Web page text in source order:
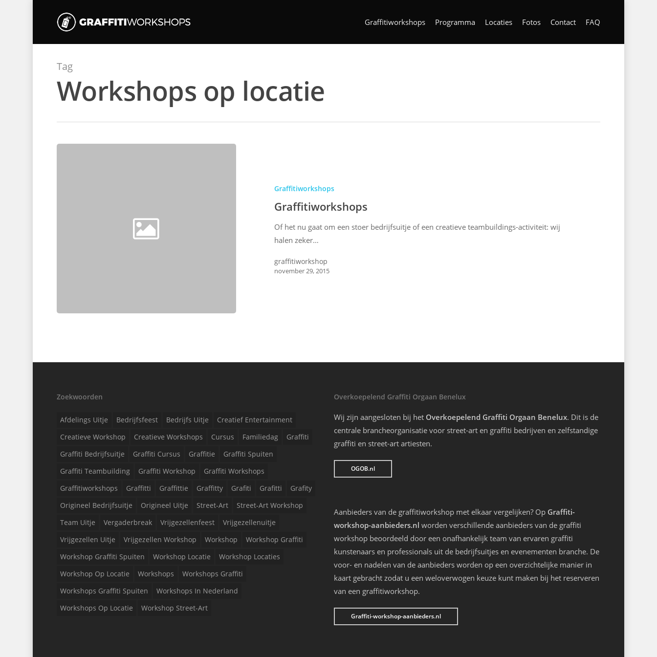
Graffitiworkshops Programma Locaties Fotos Contact FAQ
Tag
Workshops op locatie
Graffitiworkshops
Graffitiworkshops
Of het nu gaat om een stoer bedrijfsuitje of een creatieve teambuildings-activiteit: wij
halen zeker…
graffitiworkshop
november 29, 2015
Zoekwoorden
Afdelings Uitje Bedrijfsfeest Bedrijfs Uitje
Creatief Entertainment
Creatieve Workshop
Creatieve Workshops Cursus Familiedag
Graffiti
Graffiti Bedrijfsuitje
Graffiti Cursus Graffitie
Graffiti Spuiten
Graffiti Teambuilding
Graffiti Workshop
Graffiti Workshops
Graffitiworkshops
Graffitti Graffittie Graffitty Grafiti Grafitti
Grafity
Origineel Bedrijfsuitje
Origineel Uitje Street-Art
Street-Art Workshop
Team Uitje
Vergaderbreak Vrijgezellenfeest
Vrijgezellenuitje
Vrijgezellen Uitje
Vrijgezellen Workshop Workshop
Workshop Graffiti
Workshop Graffiti Spuiten
Workshop Locatie
Workshop Locaties
Workshop Op Locatie
Workshops
Workshops Graffiti
Workshops Graffiti Spuiten
Workshops In Nederland
Workshops Op Locatie
Workshop Street-Art
Overkoepelend Graffiti Orgaan Benelux
Wij zijn aangesloten bij het Overkoepelend Graffiti Orgaan Benelux. Dit is de
centrale brancheorganisatie voor street-art en graffiti bedrijven en zelfstandige
graffiti en street-art artiesten.
OGOB.nl
Aanbieders van de graffitiworkshop met elkaar vergelijken? Op Graffiti-
workshop-aanbieders.nl worden verschillende aanbieders van de graffiti
workshop beoordeeld door een onafhankelijk team van ervaren graffiti
kunstenaars en professionals uit de bedrijfsuitjes en evenementen branche. De
voor- en nadelen van de aanbieders worden op een overzichtelijke manier in
kaart gebracht zodat u een weloverwogen keuze kunt maken bij het reserveren
van een graffitiworkshop.
Graffiti-workshop-aanbieders.nl